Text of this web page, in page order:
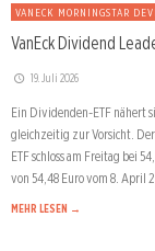
VANECK MORNINGSTAR
VanEck Dividend
19. Juli 2026
Ein Dividenden-ETF nähert
gleichzeitig zur Vorsicht.
ETF schloss am Freitag bei
von 54,48 Euro vom 8. April
MEHR LESEN →